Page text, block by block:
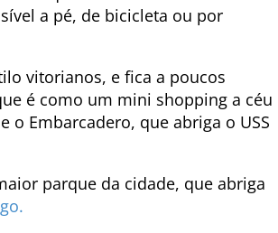
a pé, de bicicleta ou por
vitorianos, e fica a poucos
é como um mini shopping a céu
Embarcadero, que abriga o USS
parque da cidade, que abriga